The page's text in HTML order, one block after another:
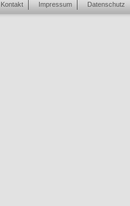
Kontakt Impressum Datenschutz